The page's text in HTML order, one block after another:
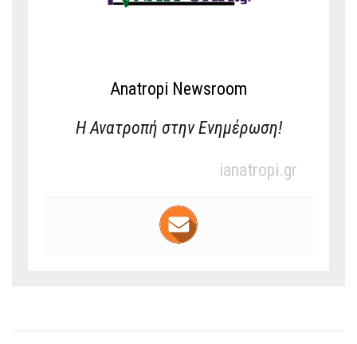
Anatropi Newsroom
Η Ανατροπή στην Ενημέρωση!
ianatropi.gr